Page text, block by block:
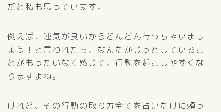
だと私も思っています。
例えば、運気が良いからどんどん行っちゃいまし
ょう！と言われたら、なんだかじっとしているこ
とがもったいなく感じて、行動を起こしやすくな
りますよね。
けれど、その行動の取り方全てを占いだけに頼っ